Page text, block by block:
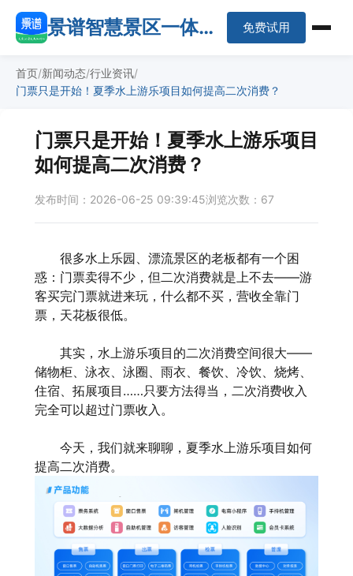
景谱智慧景区一体化
免费试用
首页 新闻动态 行业资讯
门票只是开始！夏季水上游乐项目如何提高二次消费？
门票只是开始！夏季水上游乐项目
如何提高二次消费？
发布时间：2026-06-25 09:39:45浏览次数：67
很多水上乐园、漂流景区的老板都有一个困
惑：门票卖得不少，但二次消费就是上不去——游
客买完门票就进来玩，什么都不买，营收全靠门
票，天花板很低。
其实，水上游乐项目的二次消费空间很大——
储物柜、泳衣、泳圈、雨衣、餐饮、冷饮、烧烤、
住宿、拓展项目……只要方法得当，二次消费收入
完全可以超过门票收入。
今天，我们就来聊聊，夏季水上游乐项目如何
提高二次消费。